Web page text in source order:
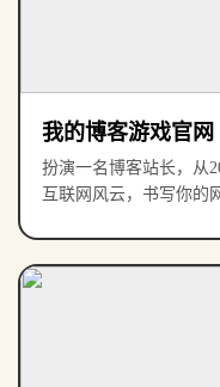
我的博客游戏官网
扮演一名博客站长，从
互联网风云，书写你的